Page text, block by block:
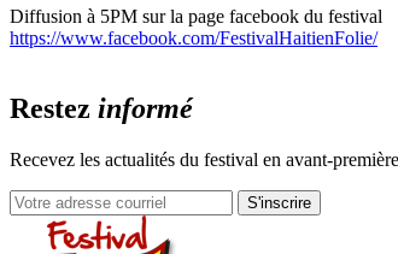
Diffusion à 5PM sur la page facebook du festival
https://www.facebook.com/FestivalHaitienFolie/
Restez informé
Recevez les actualités du festival en avant-
S'inscrire